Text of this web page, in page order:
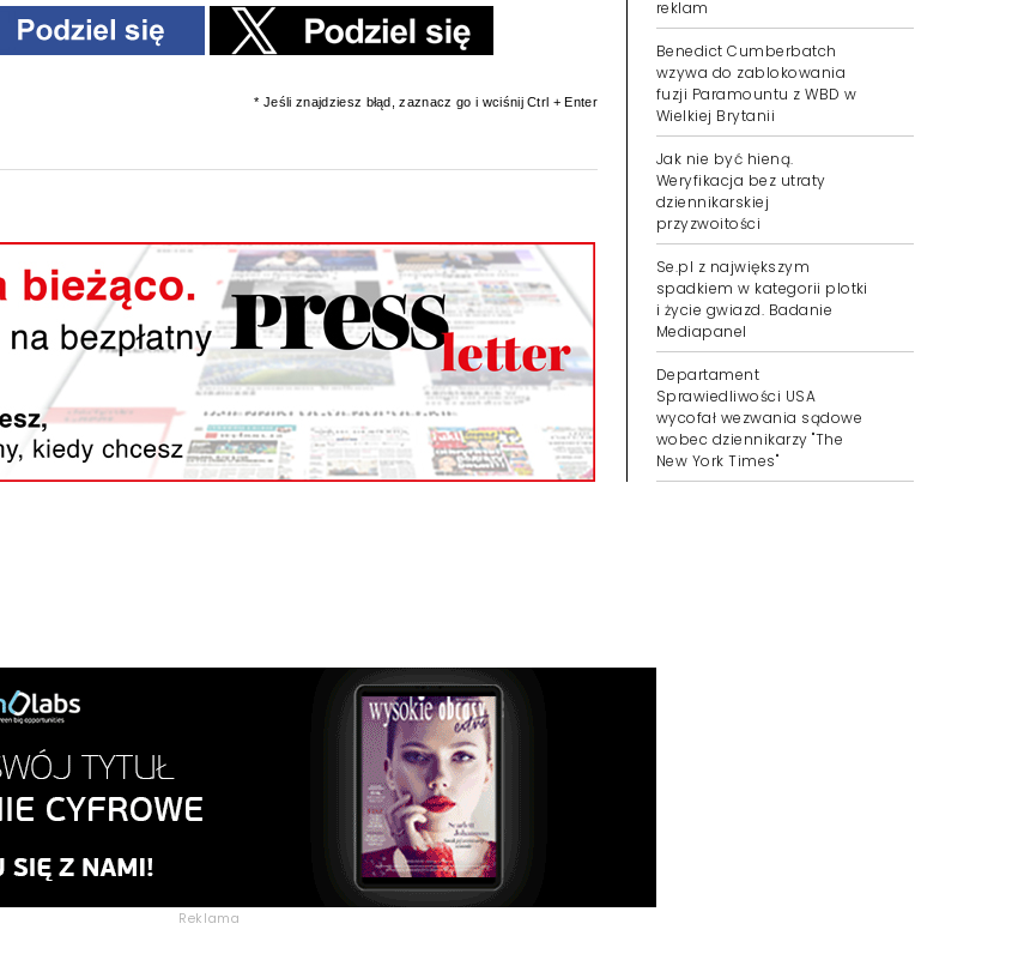
* Jeśli znajdziesz błąd, zaznacz go i wciśnij Ctrl + Enter
reklam
Benedict Cumberbatch
wzywa do zablokowania
fuzji Paramountu z WBD w
Wielkiej Brytanii
Jak nie być hieną.
Weryfikacja bez utraty
dziennikarskiej
przyzwoitości
Se.pl z największym
spadkiem w kategorii plotki
i życie gwiazd. Badanie
Mediapanel
Departament
Sprawiedliwości USA
wycofał wezwania sądowe
wobec dziennikarzy "The
New York Times"
Reklama